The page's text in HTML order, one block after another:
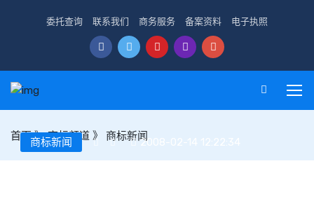
委托查询 联系我们 商务服务 备案资料 电子执照
首页》商标频道 》 商标新闻
商标新闻 2008-02-14 12:22:34